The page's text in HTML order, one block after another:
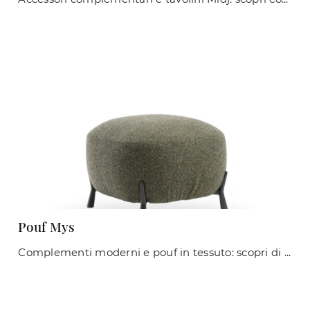
Pouf Mys
Complementi moderni e pouf in tessuto: scopri di più sul modello Pouf Mys di Midj e potrai arricchire i tuoi interni.